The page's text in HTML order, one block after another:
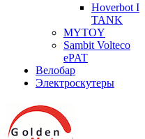
Hoverbot I
TANK
MYTOY
Sambit Volteco
ePAT
Велобар
Электроскутеры